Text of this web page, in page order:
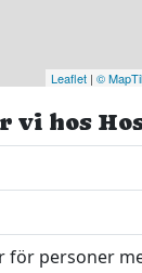
Leaflet | ©
hos
för personer